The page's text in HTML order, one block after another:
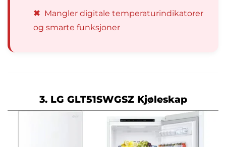
✖ Mangler digitale temperaturindikatorer
og smarte funksjoner
3. LG GLT51SWGSZ Kjøleskap